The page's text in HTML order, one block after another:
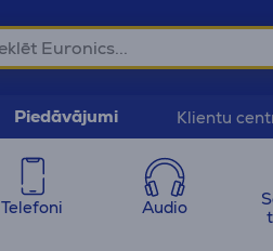
Piedāvājumi Klientu
Telefoni Audio